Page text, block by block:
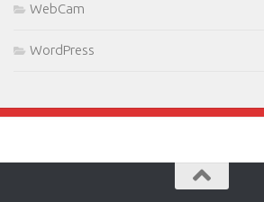
WebCam
WordPress